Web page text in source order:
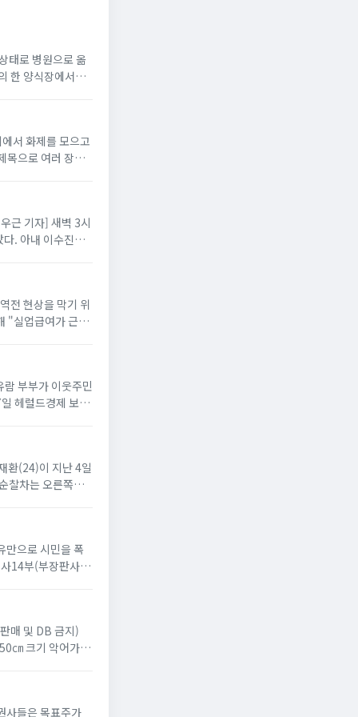
태로 병원으로 옮
한 양식장에서
서 화제를 모으고
목으로 여러 장의
근 기자] 새벽 3시
다. 아내 이수진은
전 현상을 막기 위
부부가 이웃주민
헤럴드경제 보도
환(24)이 지난 4일
찰차는 오른쪽으
만으로 시민을 폭
14부(부장판사 윤
매 및 DB 금지)
㎝ 크기 악어가 있
사들은 목표주가